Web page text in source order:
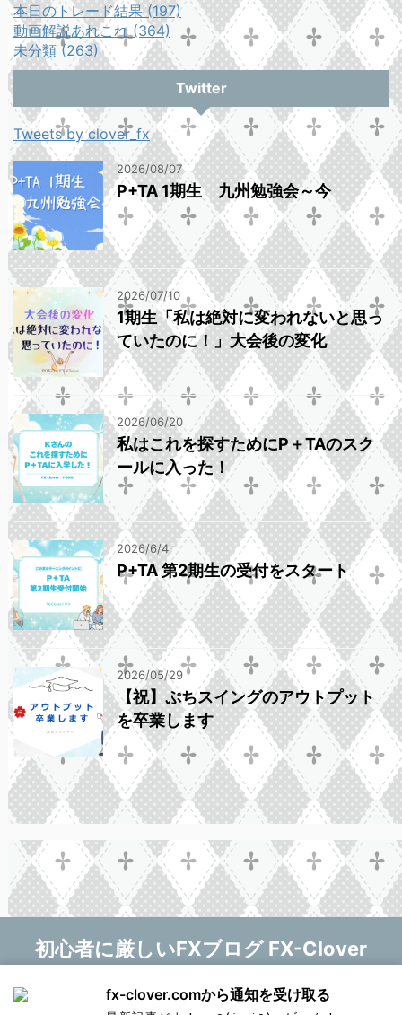
本日のトレード結果 (197)
動画解説あれこれ (364)
未分類 (263)
Twitter
Tweets by clover_fx
2026/08/07
P+TA 1期生 九州勉強会～今
2026/07/10
1期生「私は絶対に変われないと思っ
ていたのに！」大会後の変化
2026/06/20
私はこれを探すためにP＋TAのスク
ールに入った！
2026/6/4
P+TA 第2期生の受付をスタート
2026/05/29
【祝】ぷちスイングのアウトプット
を卒業します
初心者に厳しいFXブログ FX-Clover
fx-clover.comから通知を受け取る